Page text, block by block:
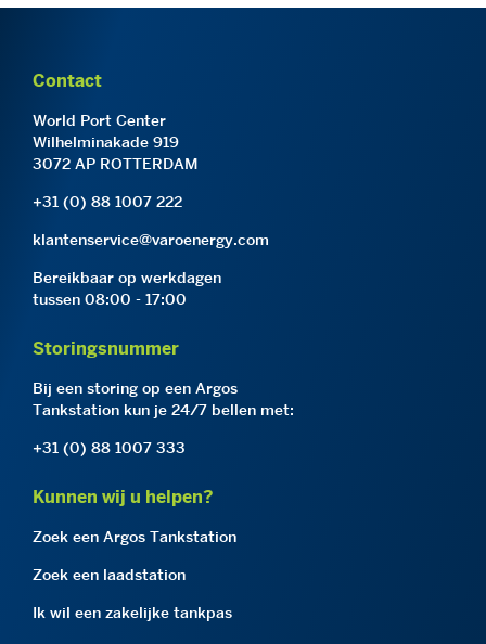
Contact
World Port Center
Wilhelminakade 919
3072 AP ROTTERDAM
+31 (0) 88 1007 222
klantenservice@varoenergy.com
Bereikbaar op werkdagen
tussen 08:00 - 17:00
Storingsnummer
Bij een storing op een Argos
Tankstation kun je 24/7 bellen met:
+31 (0) 88 1007 333
Kunnen wij u helpen?
Zoek een Argos Tankstation
Zoek een laadstation
Ik wil een zakelijke tankpas